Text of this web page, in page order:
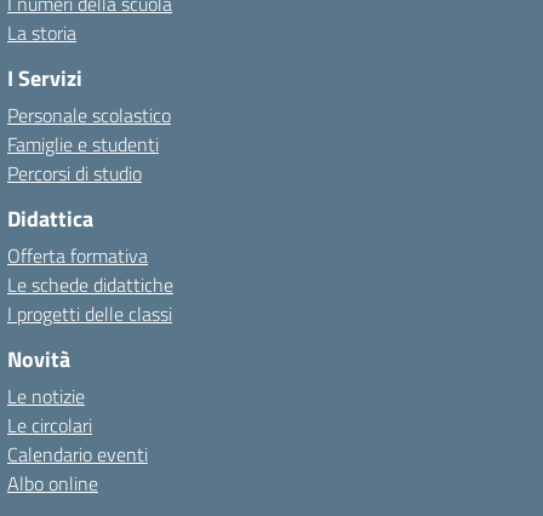
La storia
I Servizi
Personale scolastico
Famiglie e studenti
Percorsi di studio
Didattica
Offerta formativa
Le schede didattiche
I progetti delle classi
Novità
Le notizie
Le circolari
Calendario eventi
Albo online